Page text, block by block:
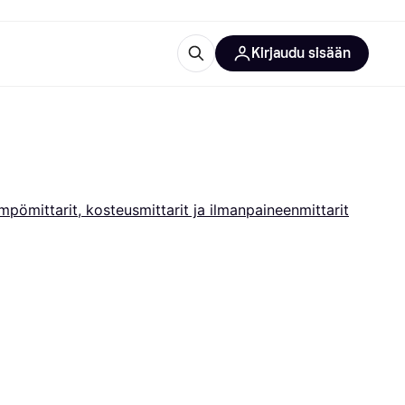
Kirjaudu sisään
kosteusmittarit ja ilmanpaineenmittarit